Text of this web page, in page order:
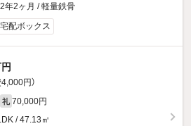
年2ヶ月 / 軽量鉄骨
宅配ボックス
4,000円）
礼 70,000円
/ 47.13㎡